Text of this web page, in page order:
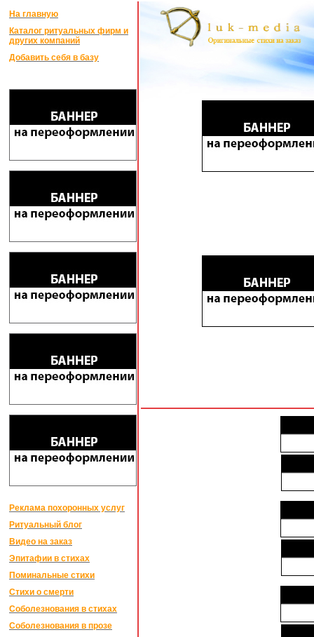
На главную
Каталог ритуальных фирм и
других компаний
Добавить себя в базу
Реклама похоронных услуг
Ритуальный блог
Видео на заказ
Эпитафии в стихах
Поминальные стихи
Стихи о смерти
Соболезнования в стихах
Соболезнования в прозе